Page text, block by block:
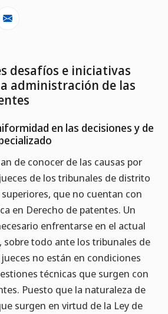
desafíos e iniciativas
administración de las
en las decisiones y de
de conocer de las causas por
de los tribunales de distrito
que no cuentan con
en Derecho de patentes. Un
enfrentarse en el actual
sobre todo ante los tribunales de
no están en condiciones
técnicas que surgen con
Puesto que la naturaleza de
surgen en virtud de la Ley de